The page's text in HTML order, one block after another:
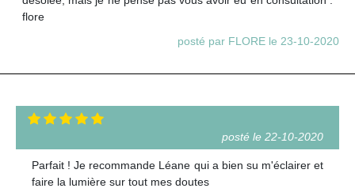
flore
posté par FLORE le 23-10-2020
posté le 22-10-2020
Parfait ! Je recommande Léane qui a bien su m'éclairer et
faire la lumière sur tout mes doutes